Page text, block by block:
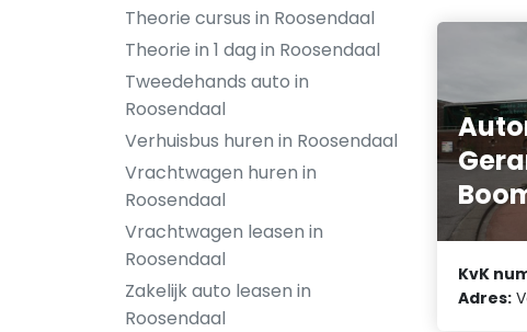
Theorie cursus in Roosendaal
Theorie in 1 dag in Roosendaal
Tweedehands auto in
Roosendaal
Verhuisbus huren in Roosendaal
Vrachtwagen huren in
Roosendaal
Vrachtwagen leasen in
Roosendaal
Zakelijk auto leasen in
Roosendaal
KvK
Adres: